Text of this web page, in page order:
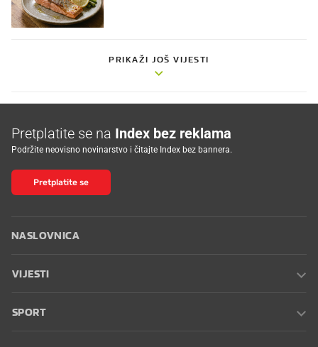
PRIKAŽI JOŠ VIJESTI
Pretplatite se na Index bez reklama
Podržite neovisno novinarstvo i čitajte Index bez bannera.
Pretplatite se
NASLOVNICA
VIJESTI
SPORT